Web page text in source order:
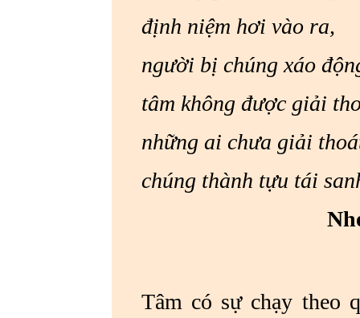
định niệm hơi vào ra,
người bị chúng xáo
tâm không được giải
những ai chưa giải
chúng thành tựu tái
Tâm có sự chạy theo